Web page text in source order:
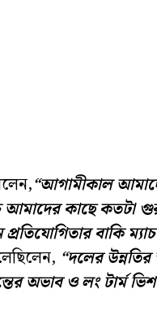
“আগামীকাল
আমাদের কাছে কতটা
বাকি
“দলের উন্নতির
অভাব ও লং টার্ম